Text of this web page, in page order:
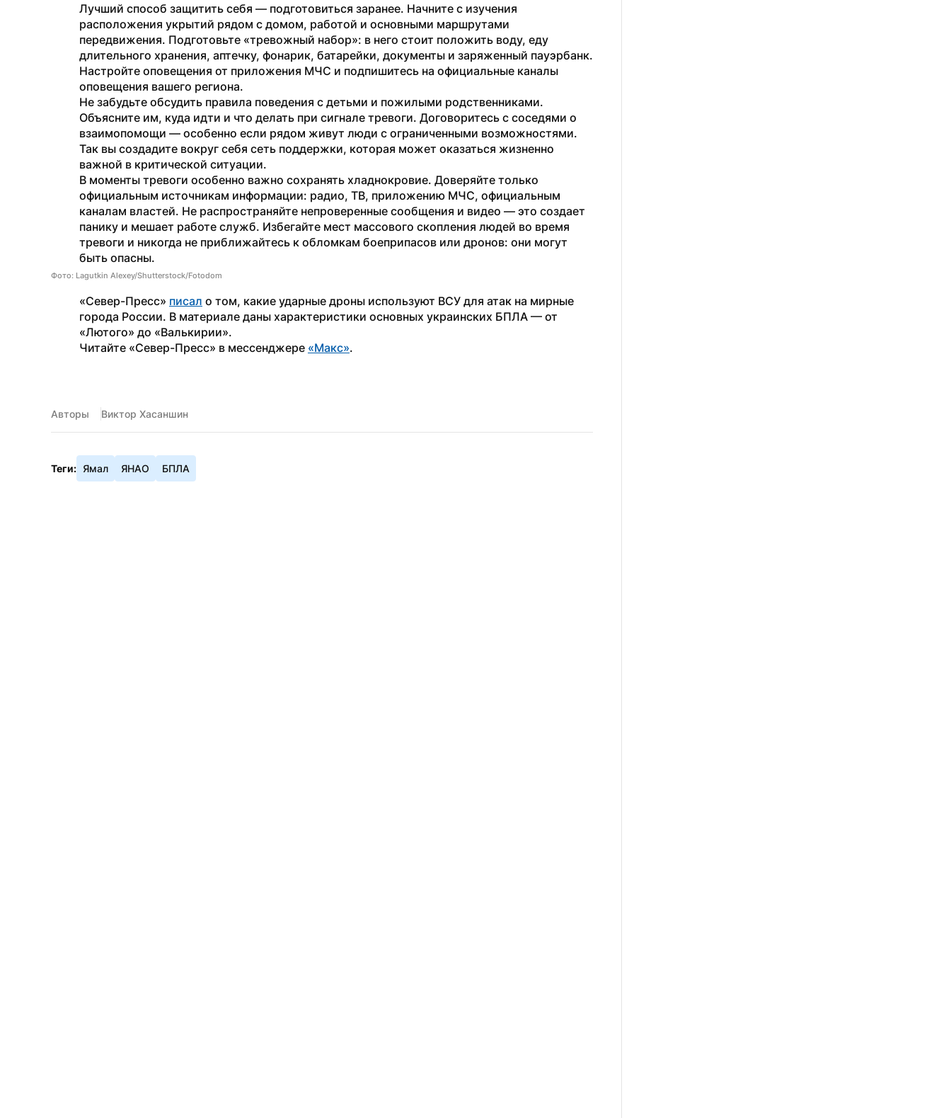
Лучший способ защитить себя — подготовиться заранее. Начните с изучения
расположения укрытий рядом с домом, работой и основными маршрутами
передвижения. Подготовьте «тревожный набор»: в него стоит положить воду, еду
длительного хранения, аптечку, фонарик, батарейки, документы и заряженный пауэрбанк.
Настройте оповещения от приложения МЧС и подпишитесь на официальные каналы
оповещения вашего региона.
Не забудьте обсудить правила поведения с детьми и пожилыми родственниками.
Объясните им, куда идти и что делать при сигнале тревоги. Договоритесь с соседями о
взаимопомощи — особенно если рядом живут люди с ограниченными возможностями.
Так вы создадите вокруг себя сеть поддержки, которая может оказаться жизненно
важной в критической ситуации.
В моменты тревоги особенно важно сохранять хладнокровие. Доверяйте только
официальным источникам информации: радио, ТВ, приложению МЧС, официальным
каналам властей. Не распространяйте непроверенные сообщения и видео — это создает
панику и мешает работе служб. Избегайте мест массового скопления людей во время
тревоги и никогда не приближайтесь к обломкам боеприпасов или дронов: они могут
быть опасны.
Фото: Lagutkin Alexey/Shutterstock/Fotodom
«Север-Пресс» писал о том, какие ударные дроны используют ВСУ для атак на мирные
города России. В материале даны характеристики основных украинских БПЛА — от
«Лютого» до «Валькирии».
Читайте «Север-Пресс» в мессенджере «Макс».
Авторы Виктор Хасаншин
Теги: Ямал ЯНАО БПЛА